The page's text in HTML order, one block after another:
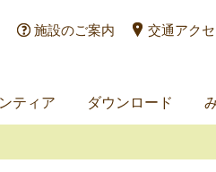
施設のご案内 交通アク
ティア ダウンロード